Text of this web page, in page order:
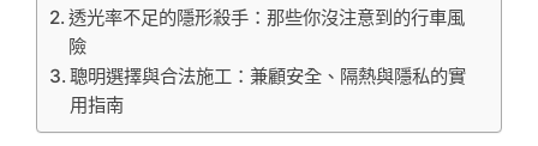
透光率不足的隱形殺手：那些你沒注意到的行車風
險
聰明選擇與合法施工：兼顧安全、隔熱與隱私的實
用指南